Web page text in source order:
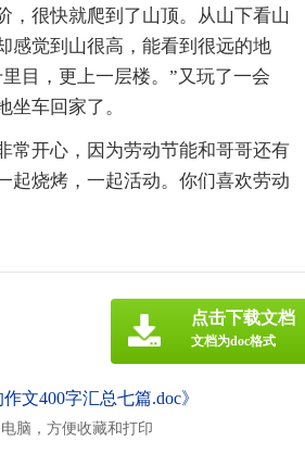
，很快就爬到了山顶。从山下看山
感觉到山很高，能看到很远的地
目，更上一层楼。”又玩了一会
坐车回家了。
常开心，因为劳动节能和哥哥还有
起烧烤，一起活动。你们喜欢劳动
文400字汇总七篇.doc》
脑，方便收藏和打印
点击下载文档
文档为doc格式